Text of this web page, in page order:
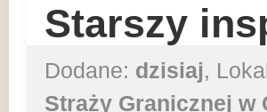
Starszy
Dodane: dzisiaj,
Straży Granicznej w